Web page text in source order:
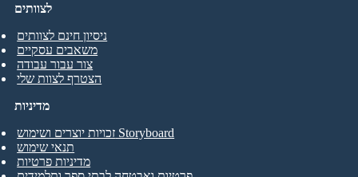
לצוותים
ניסיון חינם לצוותים
משאבים עסקיים
צור עבור עבודה
הצטרף לצוות שלי
מדיניות
זכויות יוצרים ושימוש Storyboard
תנאי שימוש
מדיניות פרטיות